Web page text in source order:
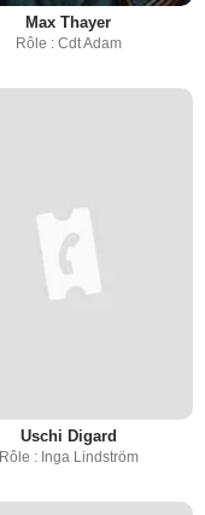
Max Thayer
Rôle : Cdt Adam
Uschi Digard
Rôle : Inga Lindström